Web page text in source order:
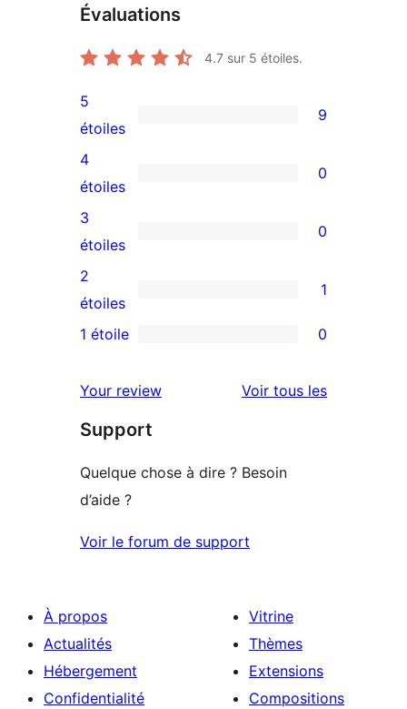
Évaluations
4.7 sur 5 étoiles.
9
avis
à
5
étoiles
5
étoiles
9
0
avis
à
4
étoile
4
étoiles
0
0
avis
à
3
3
étoiles
0
1
avis
2
2
étoiles
1
à
1
1 étoile 0
Your review Voir tous lesavis
Support
Quelque chose à dire ? Besoin
d’aide ?
Voir le forum de support
À propos
Actualités
Hébergement
Confidentialité
Vitrine
Thèmes
Extensions
Compositions